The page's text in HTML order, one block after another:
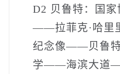
D2 贝鲁特：国家
——拉菲克·哈里
纪念像——贝鲁
学——海滨大道